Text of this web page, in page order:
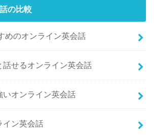
の比較
めのオンライン英会話
話せるオンライン英会話
いオンライン英会話
イン英会話